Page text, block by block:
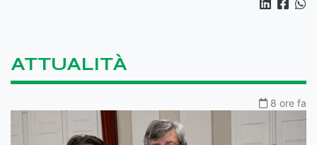
ATTUALITÀ
8 ore fa